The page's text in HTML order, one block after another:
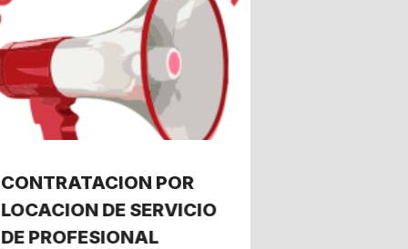
CONTRATACION POR
LOCACION DE SERVICIO
DE PROFESIONAL